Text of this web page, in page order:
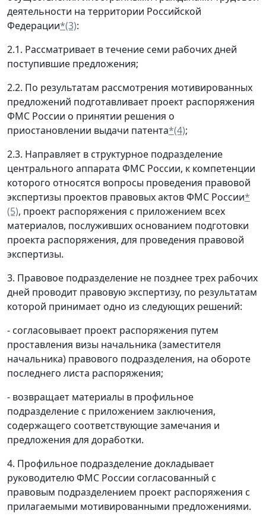
деятельности на территории Российской
Федерации*(3):
2.1. Рассматривает в течение семи рабочих дней
поступившие предложения;
2.2. По результатам рассмотрения мотивированных
предложений подготавливает проект распоряжения
ФМС России о принятии решения о
приостановлении выдачи патента*(4);
2.3. Направляет в структурное подразделение
центрального аппарата ФМС России, к компетенции
которого относятся вопросы проведения правовой
экспертизы проектов правовых актов ФМС России*
(5), проект распоряжения с приложением всех
материалов, послуживших основанием подготовки
проекта распоряжения, для проведения правовой
экспертизы.
3. Правовое подразделение не позднее трех рабочих
дней проводит правовую экспертизу, по результатам
которой принимает одно из следующих решений:
- согласовывает проект распоряжения путем
проставления визы начальника (заместителя
начальника) правового подразделения, на обороте
последнего листа распоряжения;
- возвращает материалы в профильное
подразделение с приложением заключения,
содержащего соответствующие замечания и
предложения для доработки.
4. Профильное подразделение докладывает
руководителю ФМС России согласованный с
правовым подразделением проект распоряжения с
прилагаемыми мотивированными предложениями.